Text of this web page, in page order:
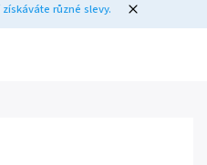
různé slevy.